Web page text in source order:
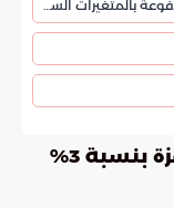
تسجل قفزة بنسبة 3%